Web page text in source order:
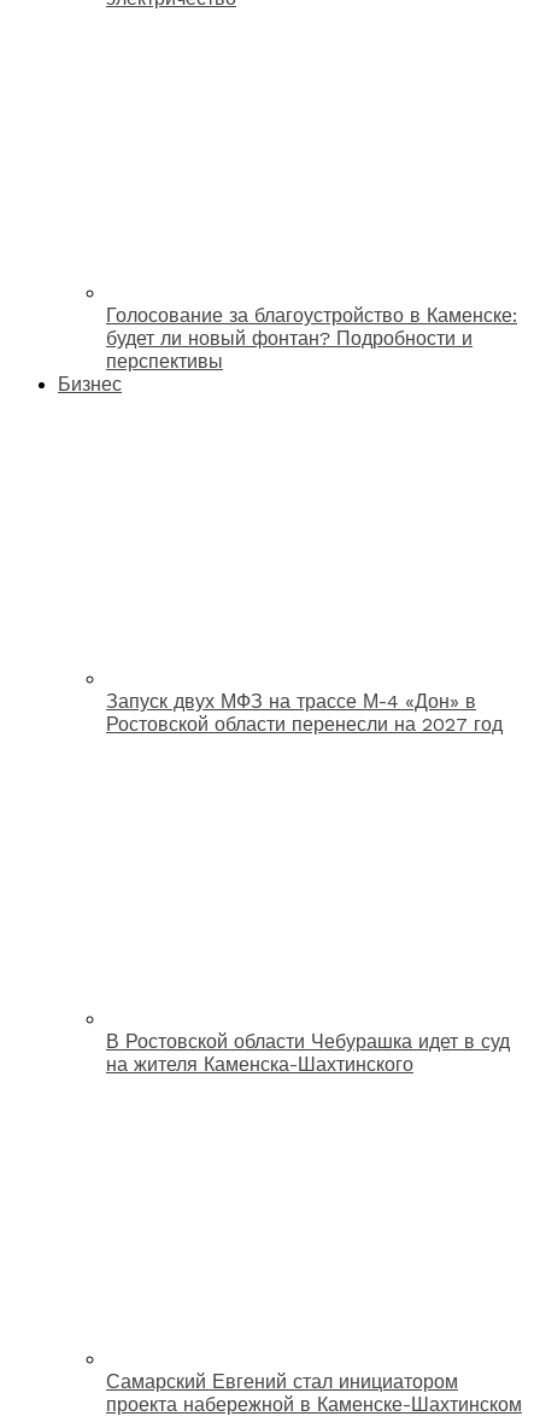
Голосование за благоустройство в Каменске:
будет ли новый фонтан? Подробности и
перспективы
Бизнес
Запуск двух МФЗ на трассе М-4 «Дон» в
Ростовской области перенесли на 2027 год
В Ростовской области Чебурашка идет в суд
на жителя Каменска-Шахтинского
Самарский Евгений стал инициатором
проекта набережной в Каменске-Шахтинском